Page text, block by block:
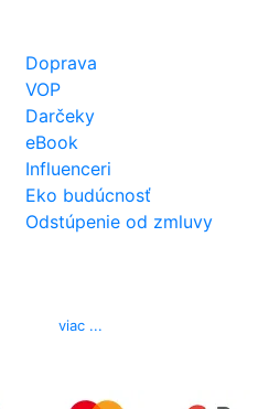
Doprava
VOP
Darčeky
eBook
Influenceri
Eko budúcnosť
Odstúpenie od zmluvy
viac ...